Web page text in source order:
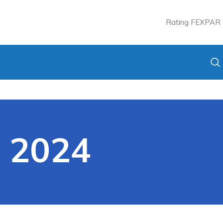
Rating FEXPAR
2024